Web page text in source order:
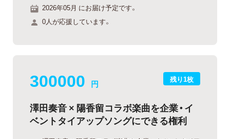
2026年05月 にお届け予定です。
0人が応援しています。
残り1枚
300000 円
澤田奏音 × 陽香留コラボ楽曲を企業・イ
ベントタイアップソングにできる権利